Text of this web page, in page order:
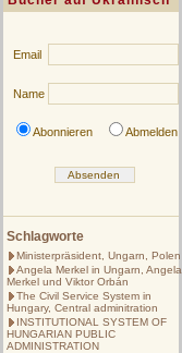
Email
Name
Abonnieren Abmelden
Schlagworte
Ministerpräsident, Ungarn, Polen
Angela Merkel in Ungarn, Angela
Merkel und Viktor Orbán
The Civil Service System in
Hungary, Central adminitration
INSTITUTIONAL SYSTEM OF
HUNGARIAN PUBLIC
ADMINISTRATION